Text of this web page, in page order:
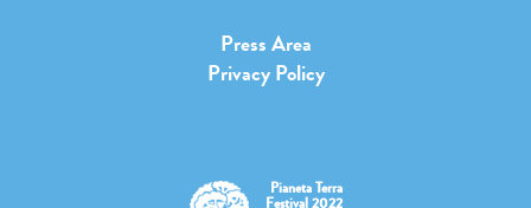
Press Area
Privacy Policy
Pianeta Terra
Festival 2022